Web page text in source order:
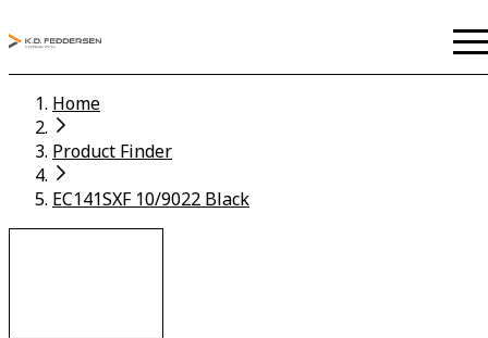
Home
Product Finder
EC141SXF 10/9022 Black